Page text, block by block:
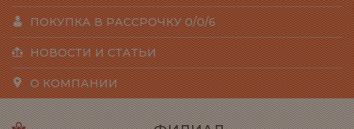
ПОКУПКА В РАССРОЧКУ 0/0/6
НОВОСТИ И СТАТЬИ
О КОМПАНИИ